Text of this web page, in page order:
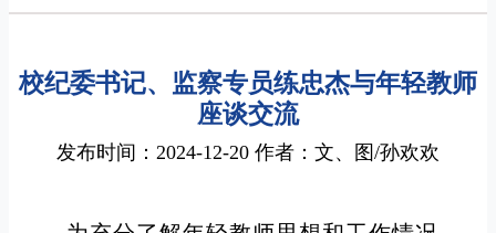
校纪委书记、监察专员练忠杰与年轻教师
座谈交流
发布时间：2024-12-20 作者：文、图/孙欢欢